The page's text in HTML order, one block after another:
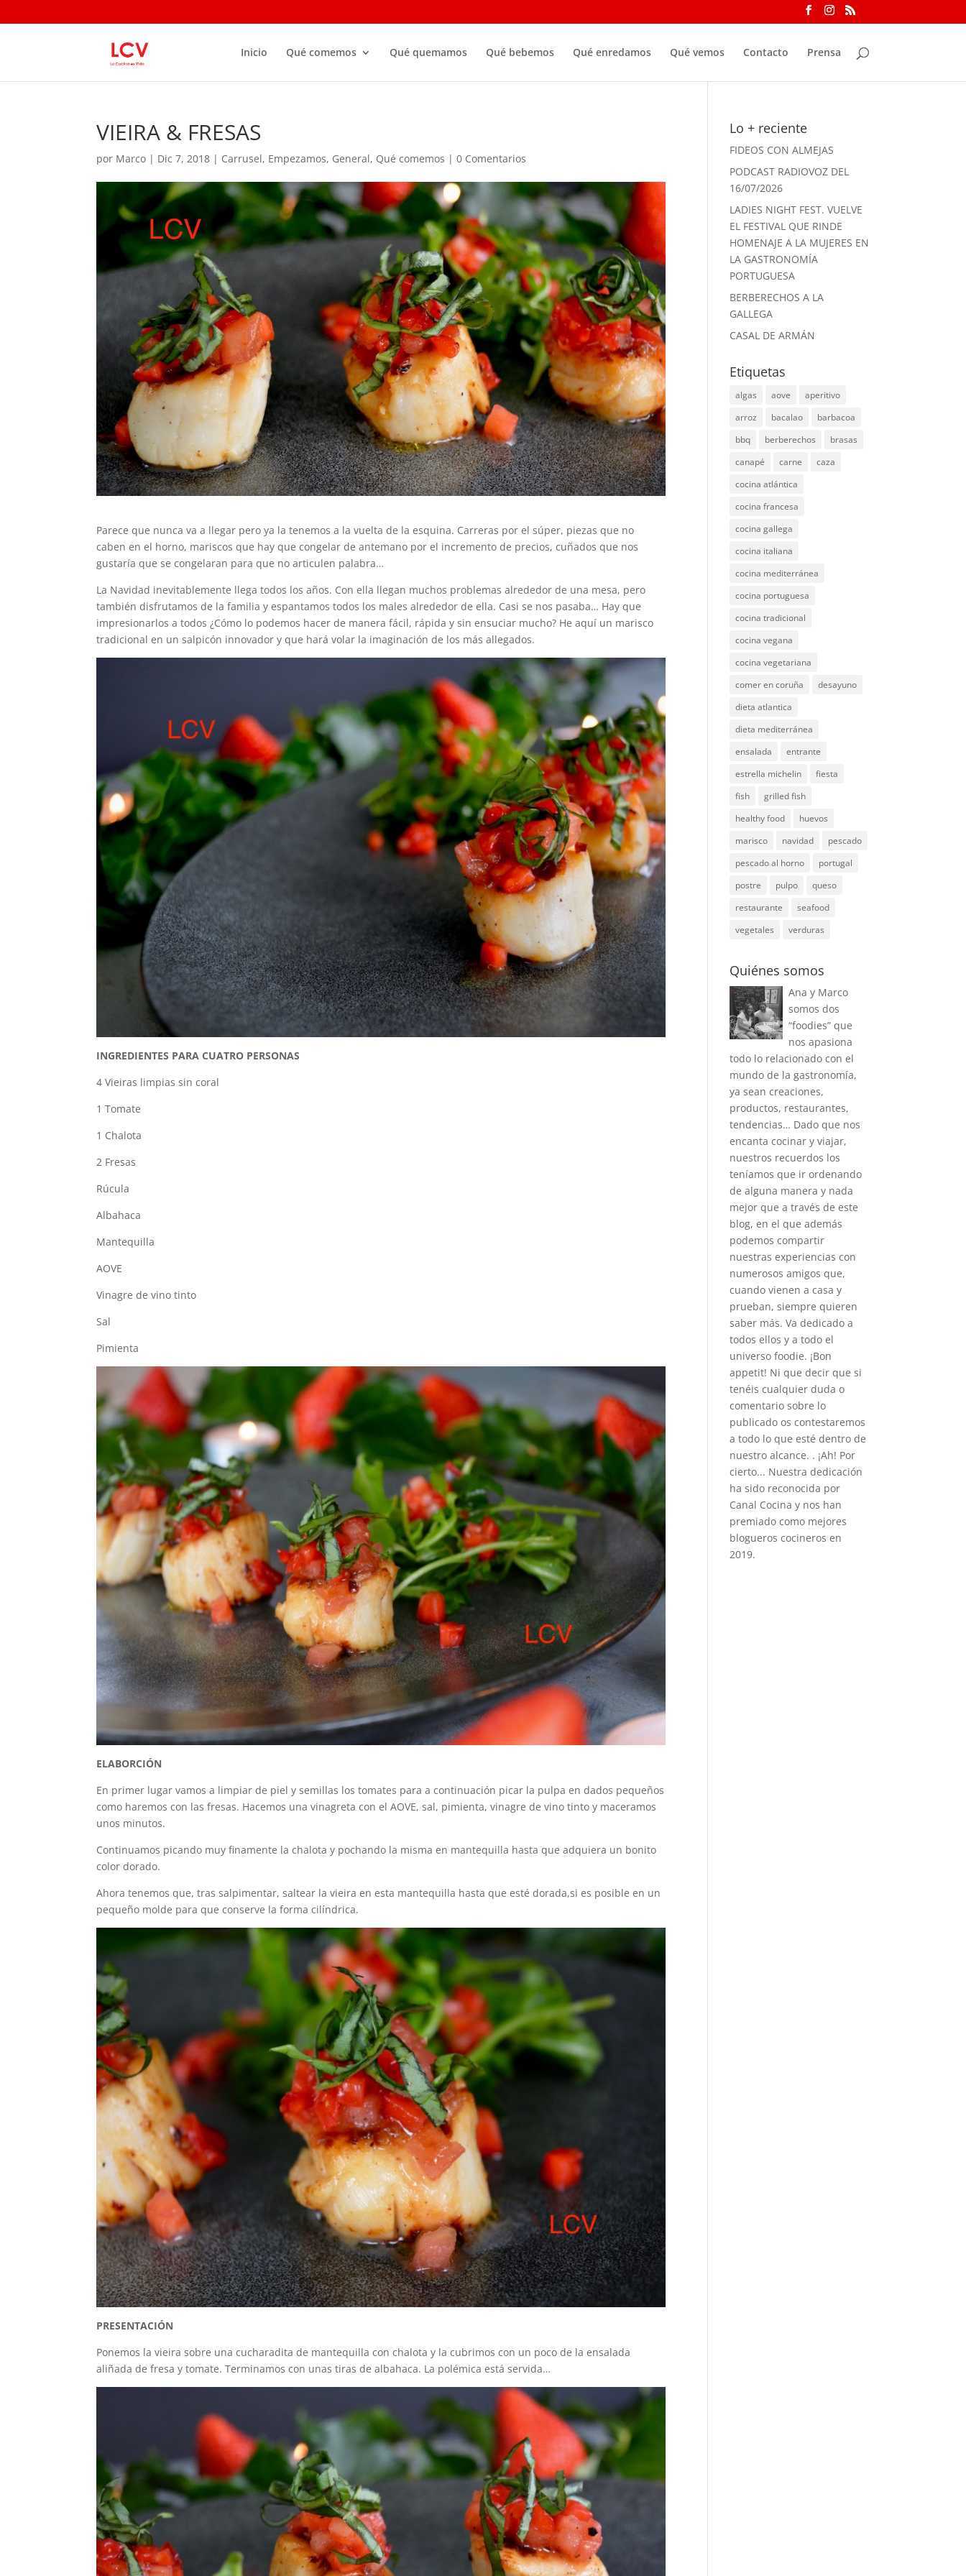
Inicio Qué comemos Qué quemamos Qué bebemos Qué enredamos Qué vemos Contacto Prensa
VIEIRA & FRESAS
por Marco | Dic 7, 2018 | Carrusel, Empezamos, General, Qué comemos |0 Comentarios
Parece que nunca va a llegar pero ya la tenemos a la vuelta de la esquina. Carreras por el súper, piezas que no
caben en el horno, mariscos que hay que congelar de antemano por el incremento de precios, cuñados que nos
gustaría que se congelaran para que no articulen palabra…
La Navidad inevitablemente llega todos los años. Con ella llegan muchos problemas alrededor de una mesa, pero
también disfrutamos de la familia y espantamos todos los males alrededor de ella. Casi se nos pasaba… Hay que
impresionarlos a todos ¿Cómo lo podemos hacer de manera fácil, rápida y sin ensuciar mucho? He aquí un marisco
tradicional en un salpicón innovador y que hará volar la imaginación de los más allegados.
INGREDIENTES PARA CUATRO PERSONAS
4 Vieiras limpias sin coral
1 Tomate
1 Chalota
2 Fresas
Rúcula
Albahaca
Mantequilla
AOVE
Vinagre de vino tinto
Sal
Pimienta
ELABORCIÓN
En primer lugar vamos a limpiar de piel y semillas los tomates para a continuación picar la pulpa en dados pequeños
como haremos con las fresas. Hacemos una vinagreta con el AOVE, sal, pimienta, vinagre de vino tinto y maceramos
unos minutos.
Continuamos picando muy finamente la chalota y pochando la misma en mantequilla hasta que adquiera un bonito
color dorado.
Ahora tenemos que, tras salpimentar, saltear la vieira en esta mantequilla hasta que esté dorada,si es posible en un
pequeño molde para que conserve la forma cilíndrica.
PRESENTACIÓN
Ponemos la vieira sobre una cucharadita de mantequilla con chalota y la cubrimos con un poco de la ensalada
aliñada de fresa y tomate. Terminamos con unas tiras de albahaca. La polémica está servida…
Lo + reciente
FIDEOS CON ALMEJAS
PODCAST RADIOVOZ DEL
16/07/2026
LADIES NIGHT FEST. VUELVE
EL FESTIVAL QUE RINDE
HOMENAJE A LA MUJERES EN
LA GASTRONOMÍA
PORTUGUESA
BERBERECHOS A LA
GALLEGA
CASAL DE ARMÁN
Etiquetas
algas aove
aperitivo
arroz
bacalao
barbacoa
bbq
berberechos
brasas
canapé
carne
caza
cocina atlántica
cocina francesa
cocina gallega
cocina italiana
cocina mediterránea
cocina portuguesa
cocina tradicional
cocina vegana
cocina vegetariana
comer en coruña
desayuno
dieta atlantica
dieta mediterránea
ensalada
entrante
estrella michelin
fiesta
fish
grilled fish
healthy food
huevos
marisco
navidad
pescado
pescado al horno
portugal
postre
pulpo
queso
restaurante
seafood
vegetales
verduras
Quiénes somos
Ana y Marco
somos dos
“foodies” que
nos apasiona
todo lo relacionado con el
mundo de la gastronomía,
ya sean creaciones,
productos, restaurantes,
tendencias… Dado que nos
encanta cocinar y viajar,
nuestros recuerdos los
teníamos que ir ordenando
de alguna manera y nada
mejor que a través de este
blog, en el que además
podemos compartir
nuestras experiencias con
numerosos amigos que,
cuando vienen a casa y
prueban, siempre quieren
saber más. Va dedicado a
todos ellos y a todo el
universo foodie. ¡Bon
appetit! Ni que decir que si
tenéis cualquier duda o
comentario sobre lo
publicado os contestaremos
a todo lo que esté dentro de
nuestro alcance. . ¡Ah! Por
cierto... Nuestra dedicación
ha sido reconocida por
Canal Cocina y nos han
premiado como mejores
blogueros cocineros en
2019.